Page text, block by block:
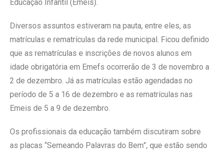
Educação Infantil (Emeis).
Diversos assuntos estiveram na pauta, entre eles, as
matrículas e rematrículas da rede municipal. Ficou definido
que as rematrículas e inscrições de novos alunos em
idade obrigatória em Emefs ocorrerão de 3 de novembro a
2 de dezembro. Já as matrículas estão agendadas no
período de 5 a 16 de dezembro e as rematrículas nas
Emeis de 5 a 9 de dezembro.
Os profissionais da educação também discutiram sobre
as placas “Semeando Palavras do Bem”, que estão sendo